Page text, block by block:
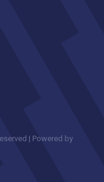
| Powered by